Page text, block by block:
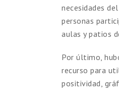
necesidades
personas
aulas y patios
Por último,
recurso para
positividad,